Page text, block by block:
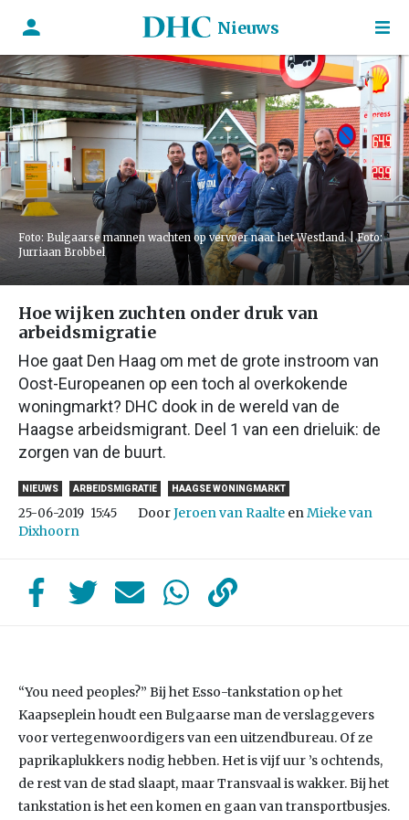
Nieuws
Foto: Bulgaarse mannen wachten op vervoer naar het Westland. | Foto:
Jurriaan Brobbel
Hoe wijken zuchten onder druk van
arbeidsmigratie
Hoe gaat Den Haag om met de grote instroom van
Oost-Europeanen op een toch al overkokende
woningmarkt? DHC dook in de wereld van de
Haagse arbeidsmigrant. Deel 1 van een drieluik: de
zorgen van de buurt.
NIEUWS ARBEIDSMIGRATIE HAAGSE WONINGMARKT
25-06-2019 15:45 DoorJeroen van Raalte enMieke van
Dixhoorn
“You need peoples?” Bij het Esso-tankstation op het
Kaapseplein houdt een Bulgaarse man de verslaggevers
voor vertegenwoordigers van een uitzendbureau. Of ze
paprikaplukkers nodig hebben. Het is vijf uur ’s ochtends,
de rest van de stad slaapt, maar Transvaal is wakker. Bij het
tankstation is het een komen en gaan van transportbusjes.